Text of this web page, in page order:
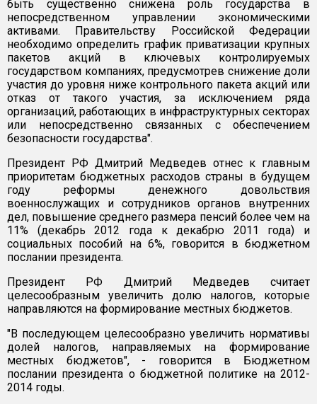
быть существенно снижена роль государства в
непосредственном управлении экономическими
активами. Правительству Российской Федерации
необходимо определить график приватизации крупных
пакетов акций в ключевых контролируемых
государством компаниях, предусмотрев снижение доли
участия до уровня ниже контрольного пакета акций или
отказ от такого участия, за исключением ряда
организаций, работающих в инфраструктурных секторах
или непосредственно связанных с обеспечением
безопасности государства".
Президент РФ Дмитрий Медведев отнес к главным
приоритетам бюджетных расходов страны в будущем
году реформы денежного довольствия
военнослужащих и сотрудников органов внутренних
дел, повышение среднего размера пенсий более чем на
11% (декабрь 2012 года к декабрю 2011 года) и
социальных пособий на 6%, говорится в бюджетном
послании президента.
Президент РФ Дмитрий Медведев считает
целесообразным увеличить долю налогов, которые
направляются на формирование местных бюджетов.
"В последующем целесообразно увеличить нормативы
долей налогов, направляемых на формирование
местных бюджетов", - говорится в Бюджетном
послании президента о бюджетной политике на 2012-
2014 годы.